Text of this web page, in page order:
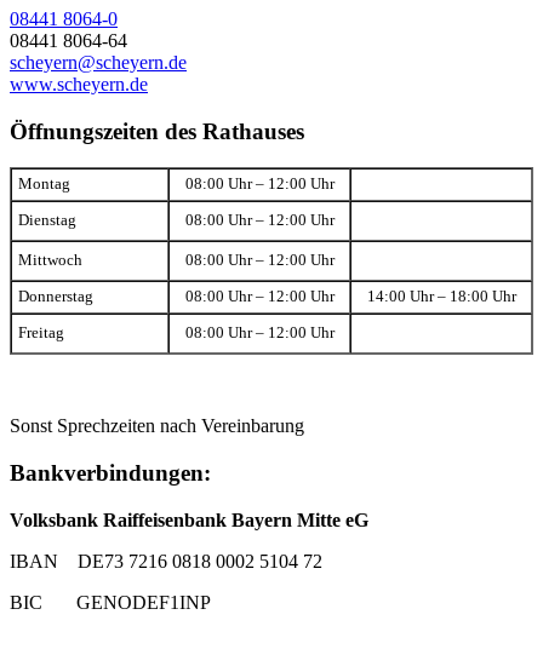
08441 8064-0
08441 8064-64
scheyern@scheyern.de
www.scheyern.de
Öffnungszeiten des Rathauses
Montag 08:00 Uhr – 12:00 Uhr
Dienstag 08:00 Uhr – 12:00 Uhr
Mittwoch 08:00 Uhr – 12:00 Uhr
Donnerstag 08:00 Uhr – 12:00 Uhr 14:00 Uhr – 18:00 Uhr
Freitag 08:00 Uhr – 12:00 Uhr
Sonst Sprechzeiten nach Vereinbarung
Bankverbindungen:
Volksbank Raiffeisenbank Bayern Mitte eG
IBAN DE73 7216 0818 0002 5104 72
BIC GENODEF1INP